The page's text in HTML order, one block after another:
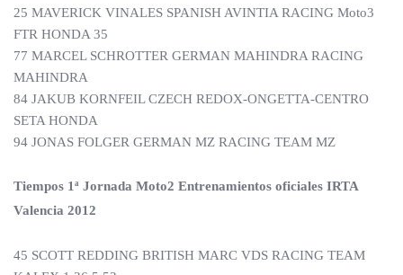
25 MAVERICK VINALES SPANISH AVINTIA RACING Moto3
FTR HONDA 35
77 MARCEL SCHROTTER GERMAN MAHINDRA RACING
MAHINDRA
84 JAKUB KORNFEIL CZECH REDOX-ONGETTA-CENTRO
SETA HONDA
94 JONAS FOLGER GERMAN MZ RACING TEAM MZ
Tiempos 1ª Jornada Moto2 Entrenamientos oficiales IRTA
Valencia 2012
45 SCOTT REDDING BRITISH MARC VDS RACING TEAM